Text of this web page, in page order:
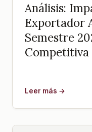
Análisis:
Exportador
Semestre
Competitiva
Leer más →